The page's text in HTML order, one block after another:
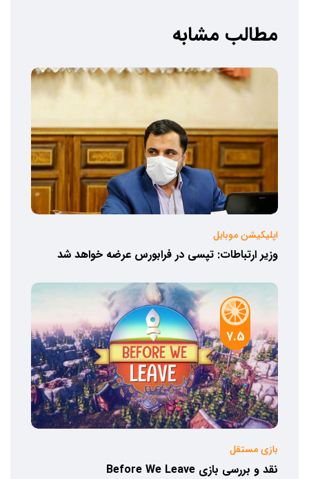
مطالب مشابه
اپلیکیشن موبایل
وزیر ارتباطات: تپسی در فرابورس عرضه خواهد شد
7.5
بازی مستقل
نقد و بررسی بازی Before We Leave